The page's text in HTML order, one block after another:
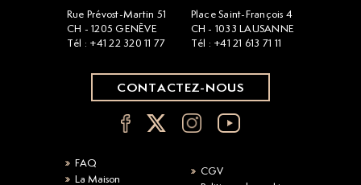
Rue Prévost-Martin 51
CH - 1205 GENÈVE
Tél : +41 22 320 11 77
Place Saint-François 4
CH - 1033 LAUSANNE
Tél : +41 21 613 71 11
CONTACTEZ-NOUS
FAQ
La Maison
CGV